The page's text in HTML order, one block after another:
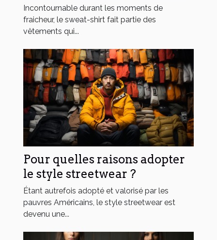
Incontournable durant les moments de
fraicheur, le sweat-shirt fait partie des
vêtements qui...
Pour quelles raisons adopter
le style streetwear ?
Étant autrefois adopté et valorisé par les
pauvres Américains, le style streetwear est
devenu une...